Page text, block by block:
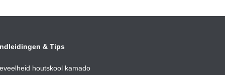
& Tips
houtskool kamado